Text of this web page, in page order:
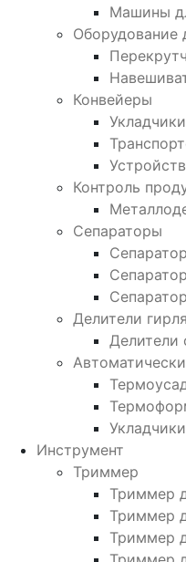
Машины
Оборудование
Конвейеры
Укладчики
Контроль
Сепараторы
Делители
Делители
Инструмент
Триммер
Триммер
Триммер
Триммер